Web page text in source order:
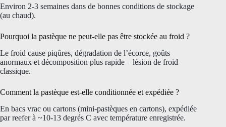
Environ 2-3 semaines dans de bonnes conditions de stockage
(au chaud).
Pourquoi la pastèque ne peut-elle pas être stockée au froid ?
Le froid cause piqûres, dégradation de l’écorce, goûts
anormaux et décomposition plus rapide – lésion de froid
classique.
Comment la pastèque est-elle conditionnée et expédiée ?
En bacs vrac ou cartons (mini-pastèques en cartons), expédiée
par reefer à ~10-13 degrés C avec température enregistrée.